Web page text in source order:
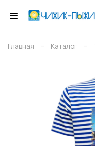
Главная – Каталог –